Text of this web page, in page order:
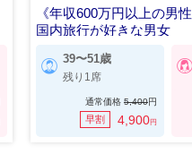
《年収600万円以上の男性
国内旅行が好きな男女
39〜51歳
残り1席
通常価格 5,400円
早割 4,900円